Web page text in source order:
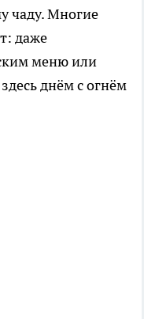
чаду. Многие
даже
меню или
днём с огнём